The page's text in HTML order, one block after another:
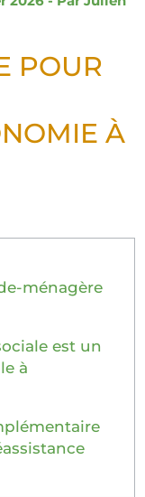
POUR
À
ménagère
est un
à